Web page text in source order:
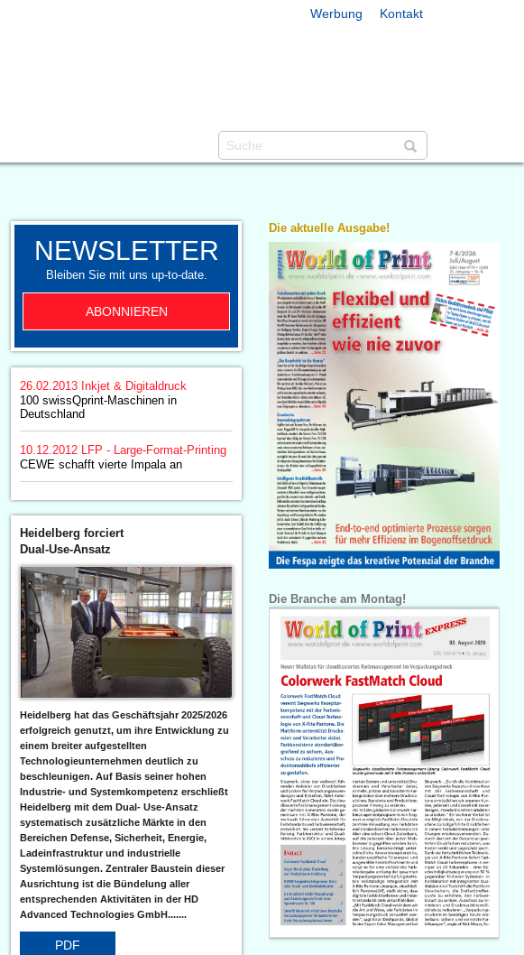
Werbung Kontakt
NEWSLETTER
Bleiben Sie mit uns up-to-date.
ABONNIEREN
26.02.2013 Inkjet & Digitaldruck
100 swissQprint-Maschinen in
Deutschland
10.12.2012
LFP - Large-Format-Printing
CEWE schafft vierte Impala an
Heidelberg forciert
Dual-Use-Ansatz
Heidelberg hat das Geschäftsjahr 2025/2026
erfolgreich genutzt, um ihre Entwicklung zu
einem breiter aufgestellten
Technologieunternehmen deutlich zu
beschleunigen. Auf Basis seiner hohen
Industrie- und Systemkompetenz erschließt
Heidelberg mit dem Dual- Use-Ansatz
systematisch zusätzliche Märkte in den
Bereichen Defense, Sicherheit, Energie,
Ladeinfrastruktur und industrielle
Systemlösungen. Zentraler Baustein dieser
Ausrichtung ist die Bündelung aller
entsprechenden Aktivitäten in der HD
Advanced Technologies GmbH.......
PDF
Die aktuelle Ausgabe!
Die Branche am Montag!